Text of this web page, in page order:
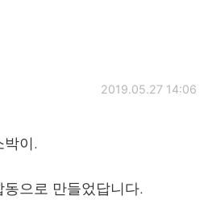
2019.05.27 14:06
박이.
으로 만들었답니다.